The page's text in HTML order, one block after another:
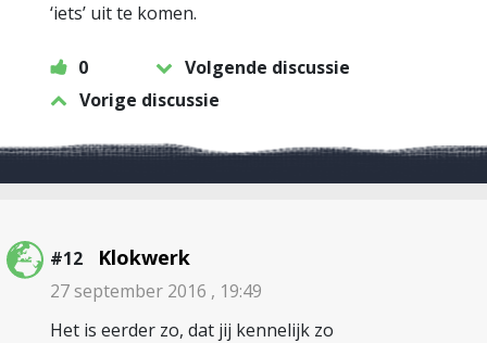
‘iets’ uit te komen.
0
Volgende discussie
Vorige discussie
#12 Klokwerk
27 september 2016 , 19:49
Het is eerder zo, dat jij kennelijk zo